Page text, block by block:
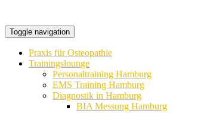
Toggle navigation
Praxis für Osteopathie
Trainingslounge
Personaltraining Hamburg
EMS Training Hamburg
Diagnostik in Hamburg
BIA Messung Hamburg